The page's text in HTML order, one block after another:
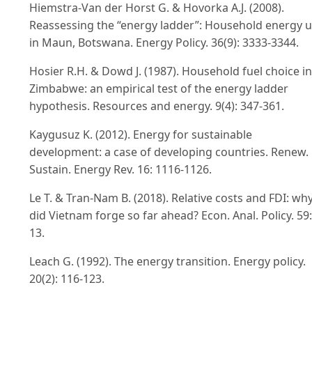
Hiemstra-Van der Horst G. & Hovorka A.J. (2008).
Reassessing the “energy ladder”: Household energy
in Maun, Botswana. Energy Policy. 36(9): 3333-3344.
Hosier R.H. & Dowd J. (1987). Household fuel choice in
Zimbabwe: an empirical test of the energy ladder
hypothesis. Resources and energy. 9(4): 347-361.
Kaygusuz K. (2012). Energy for sustainable
development: a case of developing countries. Renew.
Sustain. Energy Rev. 16: 1116-1126.
Le T. & Tran-Nam B. (2018). Relative costs and FDI:
did Vietnam forge so far ahead? Econ. Anal. Policy.
13.
Leach G. (1992). The energy transition. Energy policy.
20(2): 116-123.